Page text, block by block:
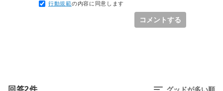
行動規範の内容に同意します
コメントする
回答2件 グッドが多い順